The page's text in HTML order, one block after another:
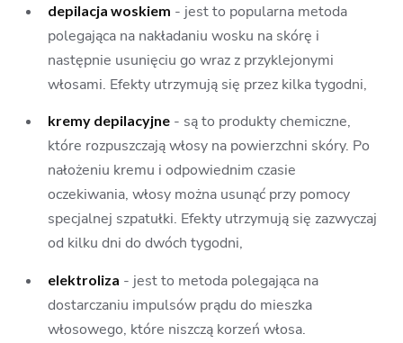
depilacja woskiem - jest to popularna metoda
polegająca na nakładaniu wosku na skórę i
następnie usunięciu go wraz z przyklejonymi
włosami. Efekty utrzymują się przez kilka tygodni,
kremy depilacyjne- są to produkty chemiczne,
które rozpuszczają włosy na powierzchni skóry. Po
nałożeniu kremu i odpowiednim czasie
oczekiwania, włosy można usunąć przy pomocy
specjalnej szpatułki. Efekty utrzymują się zazwyczaj
od kilku dni do dwóch tygodni,
elektroliza - jest to metoda polegająca na
dostarczaniu impulsów prądu do mieszka
włosowego, które niszczą korzeń włosa.